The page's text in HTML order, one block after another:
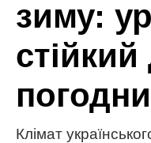
зиму:
стійкий
Клімат